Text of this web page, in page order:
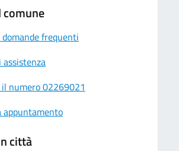
domande frequenti
assistenza
il numero 02269021
appuntamento
città